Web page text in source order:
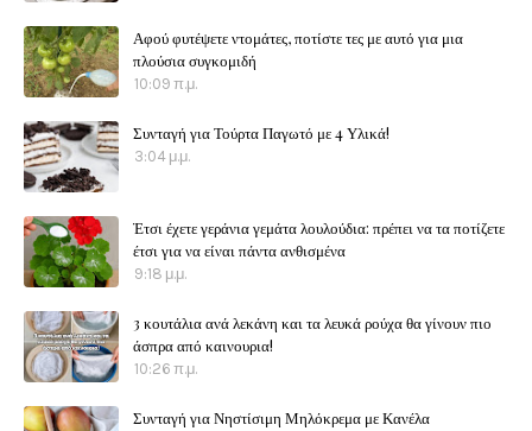
Αφού φυτέψετε ντομάτες, ποτίστε τες με αυτό για μια
πλούσια συγκομιδή
10:09 π.μ.
Συνταγή για Τούρτα Παγωτό με 4 Υλικά!
3:04 μ.μ.
Έτσι έχετε γεράνια γεμάτα λουλούδια: πρέπει να τα ποτίζετε
έτσι για να είναι πάντα ανθισμένα
9:18 μ.μ.
3 κουτάλια ανά λεκάνη και τα λευκά ρούχα θα γίνουν πιο
άσπρα από καινουρια!
10:26 π.μ.
Συνταγή για Νηστίσιμη Μηλόκρεμα με Κανέλα